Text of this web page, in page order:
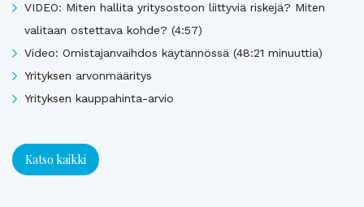
VIDEO: Miten hallita yritysostoon liittyviä riskejä? Miten
valitaan ostettava kohde? (4:57)
Video: Omistajanvaihdos käytännössä (48:21 minuuttia)
Yrityksen arvonmääritys
Yrityksen kauppahinta-arvio
Katso kaikki